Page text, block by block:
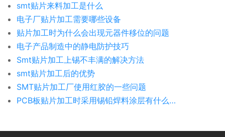
smt贴片来料加工是什么
电子厂贴片加工需要哪些设备
贴片加工时为什么会出现元器件移位的问题
电子产品制造中的静电防护技巧
Smt贴片加工上锡不丰满的解决方法
smt贴片加工后的优势
SMT贴片加工厂使用红胶的一些问题
PCB板贴片加工时采用锡铅焊料涂层有什么危害呢